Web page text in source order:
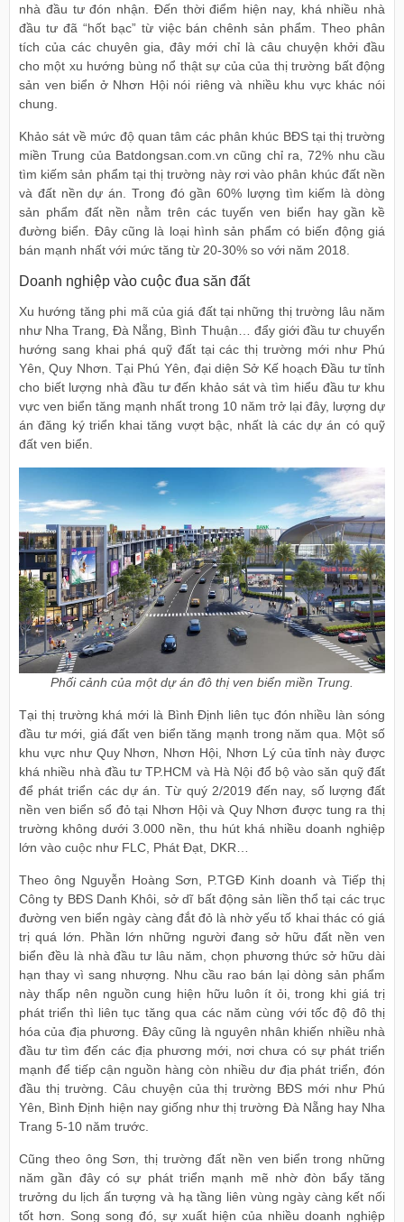
nhà đầu tư đón nhận. Đến thời điểm hiện nay, khá nhiều nhà
đầu tư đã “hốt bạc” từ việc bán chênh sản phẩm. Theo phân
tích của các chuyên gia, đây mới chỉ là câu chuyện khởi đầu
cho một xu hướng bùng nổ thật sự của của thị trường bất động
sản ven biển ở Nhơn Hội nói riêng và nhiều khu vực khác nói
chung.
Khảo sát về mức độ quan tâm các phân khúc BĐS tại thị trường
miền Trung của Batdongsan.com.vn cũng chỉ ra, 72% nhu cầu
tìm kiếm sản phẩm tại thị trường này rơi vào phân khúc đất nền
và đất nền dự án. Trong đó gần 60% lượng tìm kiếm là dòng
sản phẩm đất nền nằm trên các tuyến ven biển hay gần kề
đường biển. Đây cũng là loại hình sản phẩm có biến động giá
bán mạnh nhất với mức tăng từ 20-30% so với năm 2018.
Doanh nghiệp vào cuộc đua săn đất
Xu hướng tăng phi mã của giá đất tại những thị trường lâu năm
như Nha Trang, Đà Nẵng, Bình Thuận… đẩy giới đầu tư chuyển
hướng sang khai phá quỹ đất tại các thị trường mới như Phú
Yên, Quy Nhơn. Tại Phú Yên, đại diện Sở Kế hoạch Đầu tư tỉnh
cho biết lượng nhà đầu tư đến khảo sát và tìm hiểu đầu tư khu
vực ven biển tăng mạnh nhất trong 10 năm trở lại đây, lượng dự
án đăng ký triển khai tăng vượt bậc, nhất là các dự án có quỹ
đất ven biển.
Phối cảnh của một dự án đô thị ven biển miền Trung.
Tại thị trường khá mới là Bình Định liên tục đón nhiều làn sóng
đầu tư mới, giá đất ven biển tăng mạnh trong năm qua. Một số
khu vực như Quy Nhơn, Nhơn Hội, Nhơn Lý của tỉnh này được
khá nhiều nhà đầu tư TP.HCM và Hà Nội đổ bộ vào săn quỹ đất
để phát triển các dự án. Từ quý 2/2019 đến nay, số lượng đất
nền ven biển sổ đỏ tại Nhơn Hội và Quy Nhơn được tung ra thị
trường không dưới 3.000 nền, thu hút khá nhiều doanh nghiệp
lớn vào cuộc như FLC, Phát Đạt, DKR…
Theo ông Nguyễn Hoàng Sơn, P.TGĐ Kinh doanh và Tiếp thị
Công ty BĐS Danh Khôi, sở dĩ bất động sản liền thổ tại các trục
đường ven biển ngày càng đắt đỏ là nhờ yếu tố khai thác có giá
trị quá lớn. Phần lớn những người đang sở hữu đất nền ven
biển đều là nhà đầu tư lâu năm, chọn phương thức sở hữu dài
hạn thay vì sang nhượng. Nhu cầu rao bán lại dòng sản phẩm
này thấp nên nguồn cung hiện hữu luôn ít ỏi, trong khi giá trị
phát triển thì liên tục tăng qua các năm cùng với tốc độ đô thị
hóa của địa phương. Đây cũng là nguyên nhân khiến nhiều nhà
đầu tư tìm đến các địa phương mới, nơi chưa có sự phát triển
mạnh để tiếp cận nguồn hàng còn nhiều dư địa phát triển, đón
đầu thị trường. Câu chuyện của thị trường BĐS mới như Phú
Yên, Bình Định hiện nay giống như thị trường Đà Nẵng hay Nha
Trang 5-10 năm trước.
Cũng theo ông Sơn, thị trường đất nền ven biển trong những
năm gần đây có sự phát triển mạnh mẽ nhờ đòn bẩy tăng
trưởng du lịch ấn tượng và hạ tầng liên vùng ngày càng kết nối
tốt hơn. Song song đó, sự xuất hiện của nhiều doanh nghiệp